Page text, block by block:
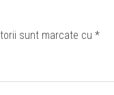
sunt marcate cu *